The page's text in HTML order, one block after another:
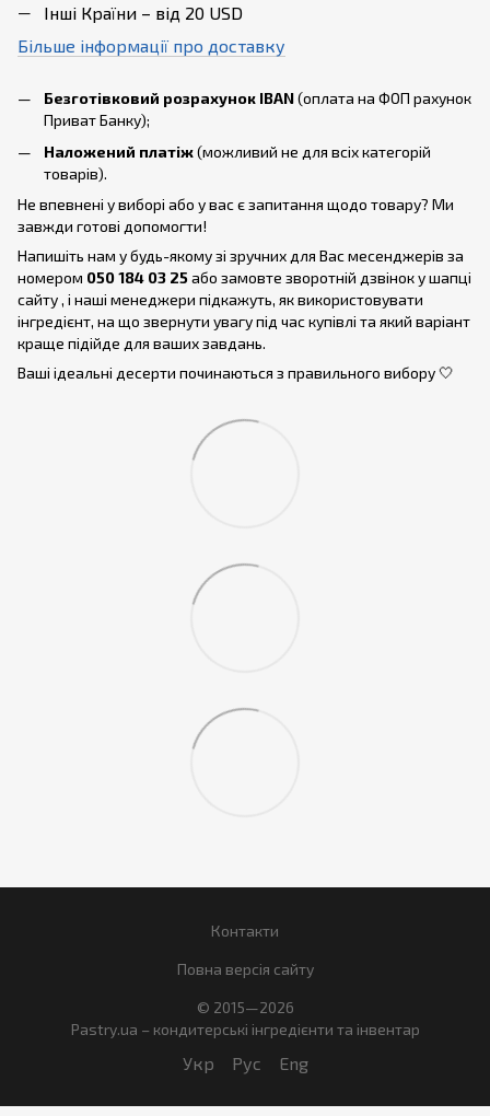
Інші Країни – від 20 USD
Більше інформації про доставку
Безготівковий розрахунок IBAN(оплата на ФОП рахунок
Приват Банку);
Наложений платіж(можливий не для всіх категорій
товарів).
Не впевнені у виборі або у вас є запитання щодо товару? Ми
завжди готові допомогти!
Напишіть нам у будь-якому зі зручних для Вас месенджерів за
номером 050 184 03 25або замовте зворотній дзвінок у шапці
сайту , і наші менеджери підкажуть, як використовувати
інгредієнт, на що звернути увагу під час купівлі та який варіант
краще підійде для ваших завдань.
Ваші ідеальні десерти починаються з правильного вибору 🤍
Контакти
Повна версія сайту
© 2015—2026
Pastry.ua – кондитерські інгредієнти та інвентар
Укр Рус Eng